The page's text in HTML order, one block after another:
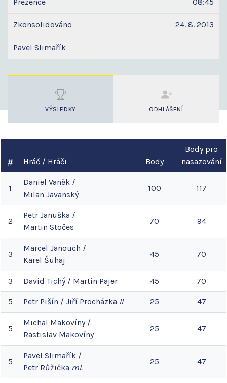
Zkonsolidováno 24. 8. 2013
Pavel Slimařík
VÝSLEDKY ODHLÁŠENÍ
Hráč / Hráči Body
Body pro
nasazování
1
Daniel Vaněk /
Milan Javanský
100 117
2
Petr Januška /
Martin Stočes
70 94
3
Marcel Janouch /
Karel Šuhaj
45 70
3 David Tichý/ Martin Pajer 45 70
5 Petr Pišín / Jiří Procházka II 25 47
5
Michal Makovíny/
Rastislav Makovíny
25 47
5
Pavel Slimařík /
Petr Růžička ml.
25 47